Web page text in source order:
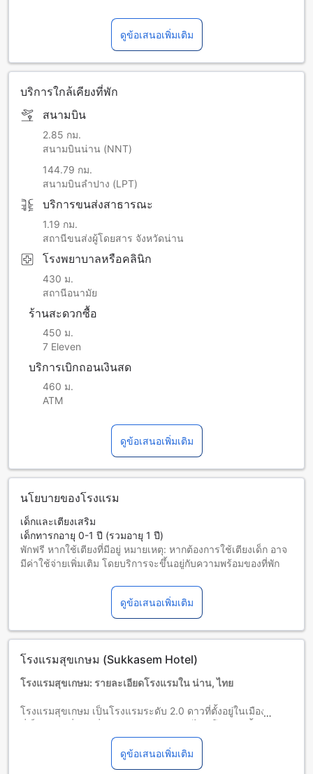
ดูข้อเสนอเพิ่มเติม
บริการใกล้เคียงที่พัก
สนามบิน
2.85 กม.
สนามบินน่าน (NNT)
144.79 กม.
สนามบินลำปาง (LPT)
บริการขนส่งสาธารณะ
1.19 กม.
สถานีขนส่งผู้โดยสาร จังหวัดน่าน
โรงพยาบาลหรือคลินิก
430 ม.
สถานีอนามัย
ร้านสะดวกซื้อ
450 ม.
7 Eleven
บริการเบิกถอนเงินสด
460 ม.
ATM
ดูข้อเสนอเพิ่มเติม
นโยบายของโรงแรม
เด็กและเตียงเสริม
เด็กทารกอายุ 0-1 ปี (รวมอายุ 1 ปี)
พักฟรี หากใช้เตียงที่มีอยู่ หมายเหตุ: หากต้องการใช้เตียงเด็ก อาจ
มีค่าใช้จ่ายเพิ่มเติม โดยบริการจะขึ้นอยู่กับความพร้อมของที่พัก
พักฟรีหากใช้เตียงที่มีอยู่แล้ว
ผู้เข้าพักอายุ 5 ปีขึ้นไปถือเป็นผู้ใหญ่
บริการเตียงเสริมขึ้นอยู่กับประเภทห้องที่เลือก กรุณาตรวจสอบ
จำนวนผู้เข้าพักที่กำหนดในแต่ละห้องสำหรับข้อมูลเพิ่มเติม
นโยบายที่แตกต่างหรือเงื่อนไขเพิ่มเติม
ดูข้อเสนอเพิ่มเติม
โรงแรมสุขเกษม (Sukkasem Hotel)
โรงแรมสุขเกษม: รายละเอียดโรงแรมใน น่าน, ไทย
โรงแรมสุขเกษม เป็นโรงแรมระดับ 2.0 ดาวที่ตั้งอยู่ในเมือง น่าน
ห้องพักทั้งหมด 43 ห้อง ทำให้คุณสามารถเลือกห้องพักตามความ
ต้องการของคุณได้อย่างหลากหลาย
เวลาเช็คอินของโรงแรมสุขเกษมเริ่มต้นที่ 02:00 PM และเวลา
ดูข้อเสนอเพิ่มเติม